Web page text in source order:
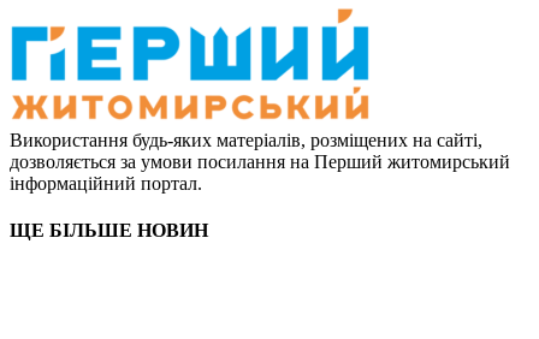
Використання будь-яких матеріалів, розміщених на сайті,
дозволяється за умови посилання на Перший житомирський
інформаційний портал.
ЩЕ БІЛЬШЕ НОВИН